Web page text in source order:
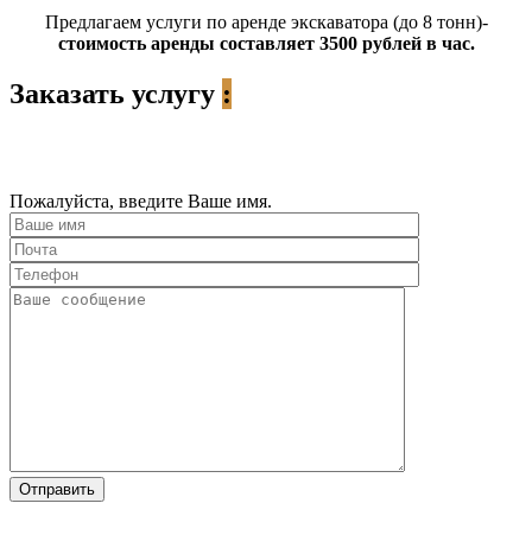
Предлагаем услуги по аренде экскаватора (до 8 тонн)-
стоимость аренды составляет 3500 рублей в час.
Заказать услугу :
Пожалуйста, введите Ваше имя.